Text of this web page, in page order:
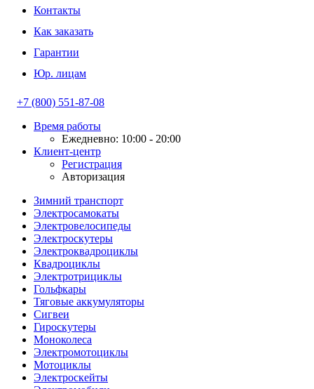
Контакты
Как заказать
Гарантии
Юр. лицам
+7 (800) 551-87-08
Время работы
Ежедневно: 10:00 - 20:00
Клиент-центр
Регистрация
Авторизация
Зимний транспорт
Электросамокаты
Электровелосипеды
Электроскутеры
Электроквадроциклы
Квадроциклы
Электротрициклы
Гольфкары
Тяговые аккумуляторы
Сигвеи
Гироскутеры
Моноколеса
Электромотоциклы
Мотоциклы
Электроскейты